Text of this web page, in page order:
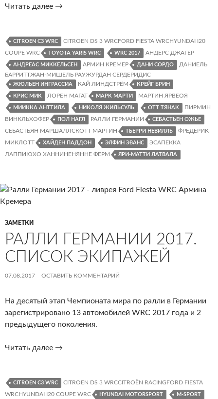
Читать далее Ралли
Классификация,
статистика,
графики
→
CITROEN C3 WRC
CITROEN DS 3 WRCFORD FIESTA WRCHYUNDAI I20
COUPE WRC
TOYOTA YARIS WRC WRC 2017 АНДЕРС ДЖАГЕР
АНДРЕАС МИККЕЛЬСЕН АРМИН КРЕМЕР ДАНИ СОРДО
ДАНИЕЛЬ
БАРРИТТЖАН-МИШЕЛЬ РАУЖУРДАН СЕРДЕРИДИС
ЖЮЛЬЕН ИНГРАССИА КАЙ ЛИНДСТРЁМ КРЕЙГ БРИН
КРИС МИК ЛОРЕН МАГАТ МАРК МАРТИ МАРТИН ЯРВЕОЯ
МИИККА АНТТИЛА НИКОЛЯ ЖИЛЬСУЛЬ ОТТ ТЯНАК
ПИРМИН
ВИНКЛЬХОФЕР
ПОЛ НАГЛ РАЛЛИ ГЕРМАНИИ СЕБАСТЬЕН ОЖЬЕ
СЕБАСТЬЯН МАРШАЛЛСКОТТ МАРТИН ТЬЕРРИ НЕВИЛЛЬ
ФРЕДЕРИК
МИКЛОТТ
ХАЙДЕН ПАДДОН ЭЛФИН ЭВАНС
ЭСАПЕККА
ЛАППИЮХО ХАННИНЕНЯННЕ ФЕРМ
ЯРИ-МАТТИ ЛАТВАЛА
ЗАМЕТКИ
РАЛЛИ ГЕРМАНИИ 2017.
СПИСОК ЭКИПАЖЕЙ
07.08.2017 ОСТАВИТЬ КОММЕНТАРИЙ
На десятый этап Чемпионата мира по ралли в Германии
зарегистрировано 13 автомобилей WRC 2017 года и 2
предыдущего поколения.
Читать далее Ралли
Список
экипажей
→
CITROEN C3 WRC
CITROEN DS 3 WRCCITROËN RACINGFORD FIESTA
WRCHYUNDAI I20 COUPE WRC
HYUNDAI MOTORSPORT M-SPORT